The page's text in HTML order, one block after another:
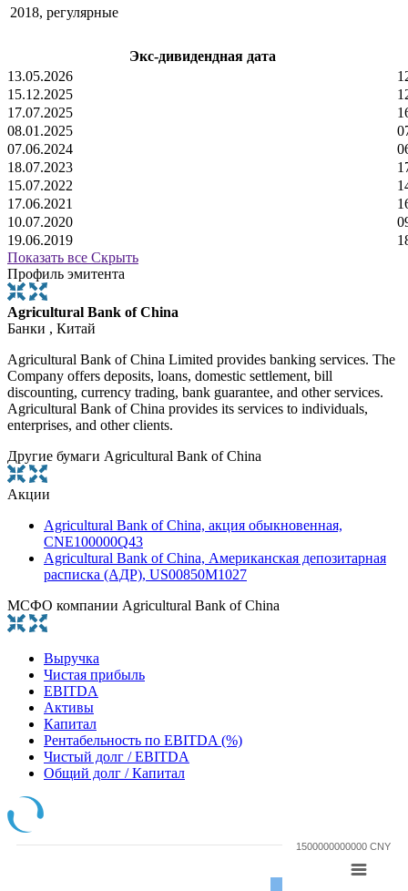
2018, регулярные
Экс-дивидендная дата
13.05.2026
15.12.2025
17.07.2025
08.01.2025
07.06.2024
18.07.2023
15.07.2022
17.06.2021
10.07.2020
19.06.2019
Показать все Скрыть
Профиль эмитента
Agricultural Bank of China
Банки , Китай
Agricultural Bank of China Limited provides banking services. The
Company offers deposits, loans, domestic settlement, bill
discounting, currency trading, bank guarantee, and other services.
Agricultural Bank of China provides its services to individuals,
enterprises, and other clients.
Другие бумаги Agricultural Bank of China
Акции
Agricultural Bank of China, акция обыкновенная,
CNE100000Q43
Agricultural Bank of China, Американская депозитарная
расписка (АДР), US00850M1027
МСФО компании Agricultural Bank of China
Выручка
Чистая прибыль
EBITDA
Активы
Капитал
Рентабельность по EBITDA (%)
Чистый долг / EBITDA
Общий долг / Капитал
1500000000000 CNY